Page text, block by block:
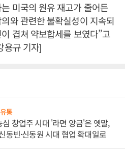
미국의 원유 재고가 줄어든
와 관련한 불확실성이 지속되
겹쳐 약보합세를 보였다”고
용규 기자]
통
심 창업주 시대 '라면 앙금'은 옛말,
동빈·신동원 시대 협업 확대일로